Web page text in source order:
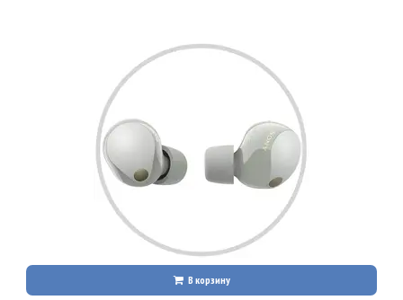
В корзину